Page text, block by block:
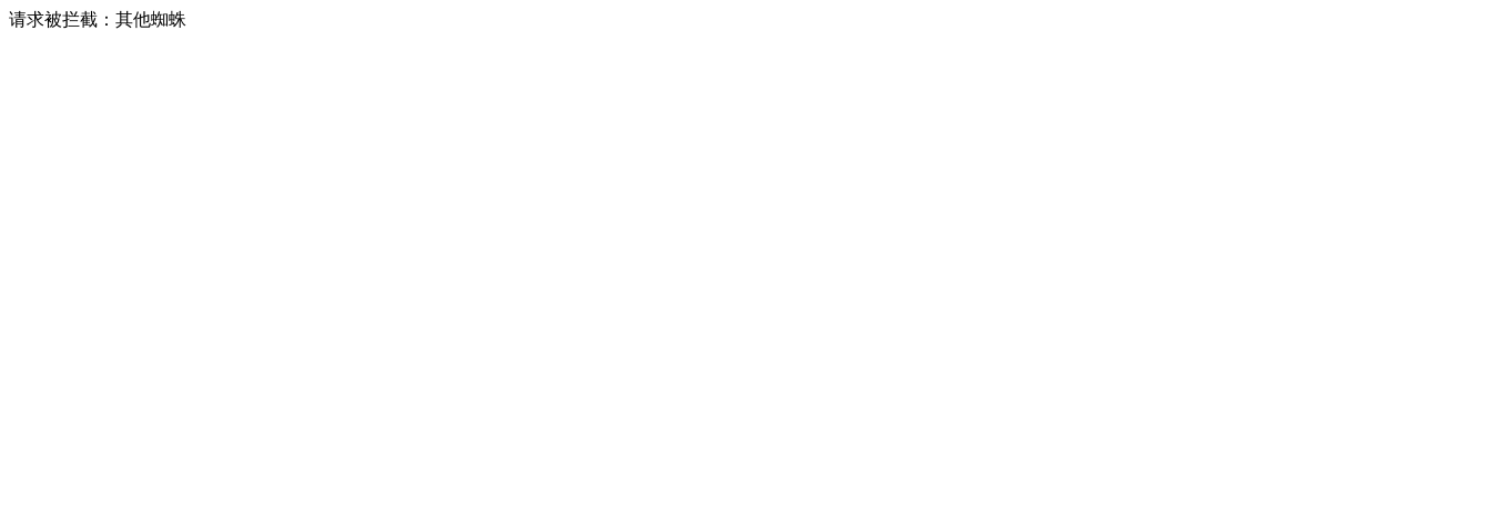
请求被拦截：其他蜘蛛